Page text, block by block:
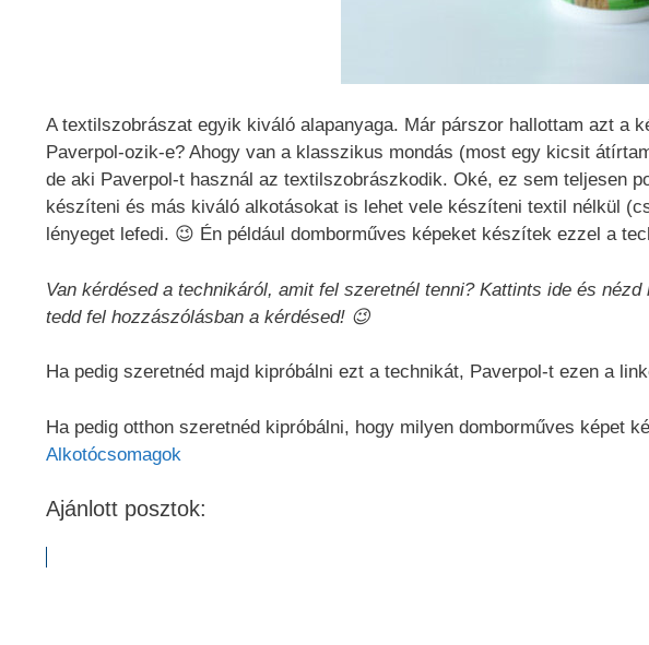
A textilszobrászat egyik kiváló alapanyaga. Már párszor hallottam azt a
Paverpol-ozik-e? Ahogy van a klasszikus mondás (most egy kicsit
de aki Paverpol-t használ az textilszobrászkodik. Oké, ez sem teljesen
készíteni és más kiváló alkotásokat is lehet vele készíteni textil nélkül
lényeget lefedi. 😉 Én például domborműves képeket készítek ezzel a
Van kérdésed a technikáról, amit fel szeretnél tenni? Kattints ide és nézd
tedd fel hozzászólásban a kérdésed! 😉
Ha pedig szeretnéd majd kipróbálni ezt a technikát, Paverpol-t ezen a
Ha pedig otthon szeretnéd kipróbálni, hogy milyen domborműves képet
Alkotócsomagok
Ajánlott posztok: